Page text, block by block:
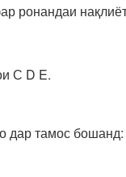
ронандаи
С D E.
дар тамос бошанд: